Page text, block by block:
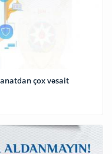
çox vəsait